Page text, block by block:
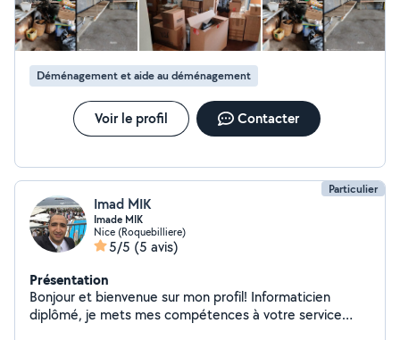
Déménagement et aide au déménagement
Voir le profil Contacter
Particulier
Imad MIK
Imade MIK
Nice (Roquebilliere)
5/5 (5 avis)
Présentation
Bonjour et bienvenue sur mon profil! Informaticien
diplômé, je mets mes compétences à votre service